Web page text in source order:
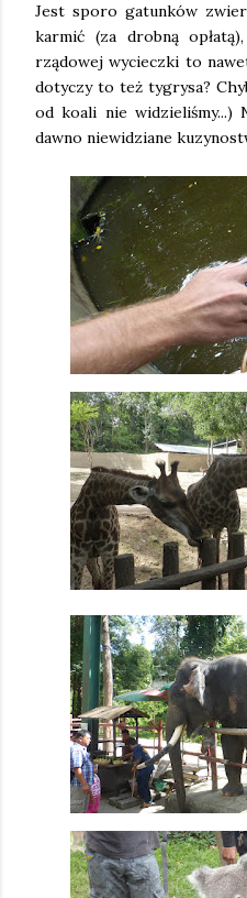
Jest sporo gatunków
karmić (za drobną
rządowej wycieczki to
dotyczy to też tygrysa?
od koali nie widzieliśmy...)
dawno niewidziane